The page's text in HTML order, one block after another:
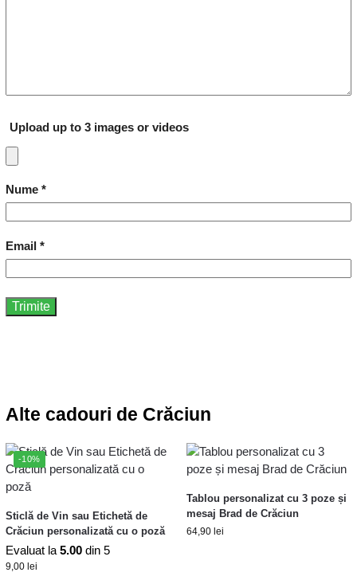
Upload up to 3 images or videos
Nume *
Email *
Alte cadouri de Crăciun
-10%
Sticlă de Vin sau Etichetă de
Crăciun personalizată cu o poză
Evaluat la 5.00 din 5
9,00 lei
Tablou personalizat cu 3 poze și
mesaj Brad de Crăciun
64,90 lei